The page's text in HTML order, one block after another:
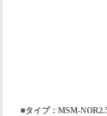
■タイプ：MSM-